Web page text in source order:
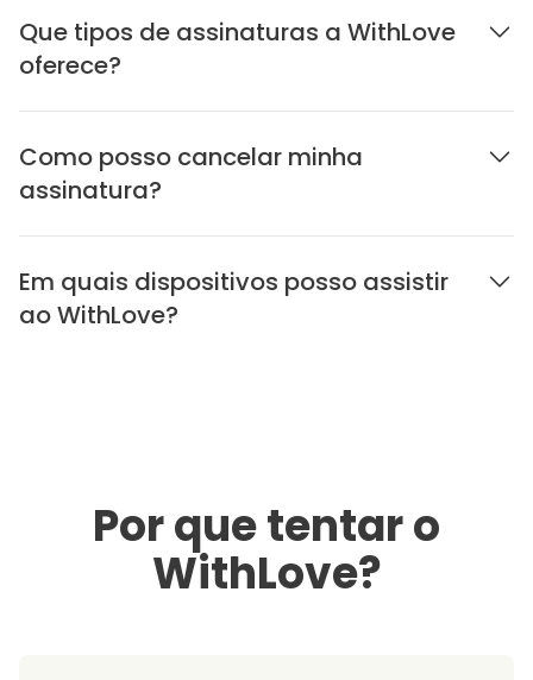
Que tipos de assinaturas a WithLove
oferece?
Como posso cancelar minha
assinatura?
Em quais dispositivos posso assistir
ao WithLove?
Por que tentar o
WithLove?